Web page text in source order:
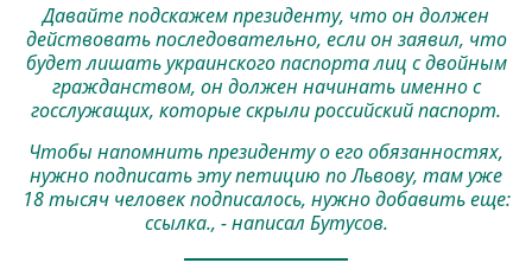
Давайте подскажем президенту, что он должен
действовать последовательно, если он заявил, что
будет лишать украинского паспорта лиц с двойным
гражданством, он должен начинать именно с
госслужащих, которые скрыли российский паспорт.
Чтобы напомнить президенту о его обязанностях,
нужно подписать эту петицию по Львову, там уже
18 тысяч человек подписалось, нужно добавить еще:
ссылка., - написал Бутусов.